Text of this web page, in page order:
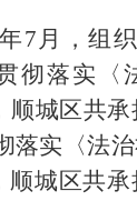
7月，组
彻落实
〈
城区共承
落实〈法
城区共承